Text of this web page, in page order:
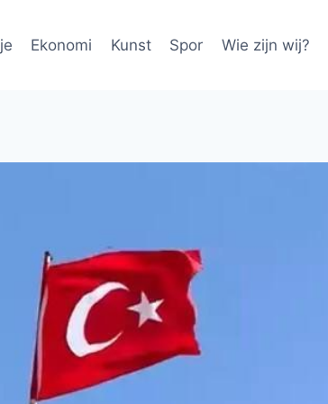
Ekonomi Kunst Spor Wie zijn wij?